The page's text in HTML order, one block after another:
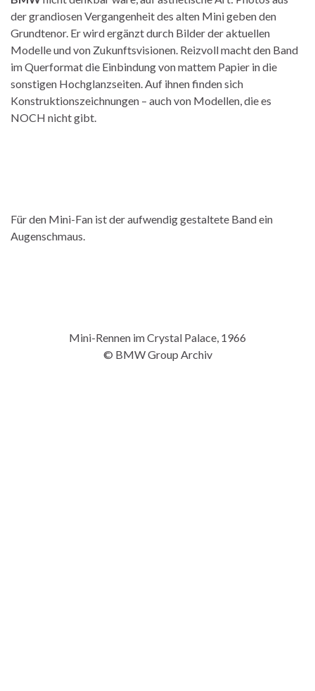
der grandiosen Vergangenheit des alten Mini geben den
Grundtenor. Er wird ergänzt durch Bilder der aktuellen
Modelle und von Zukunftsvisionen. Reizvoll macht den Band
im Querformat die Einbindung von mattem Papier in die
sonstigen Hochglanzseiten. Auf ihnen finden sich
Konstruktionszeichnungen – auch von Modellen, die es
NOCH nicht gibt.
Für den Mini-Fan ist der aufwendig gestaltete Band ein
Augenschmaus.
Mini-Rennen im Crystal Palace, 1966
© BMW Group Archiv